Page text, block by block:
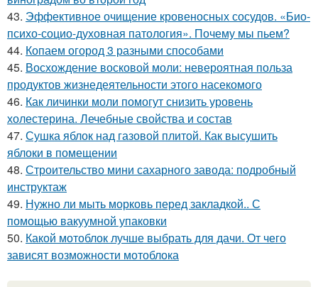
43. Эффективное очищение кровеносных сосудов. «Био-
психо-социо-духовная патология». Почему мы пьем?
44. Копаем огород 3 разными способами
45. Восхождение восковой моли: невероятная польза
продуктов жизнедеятельности этого насекомого
46. Как личинки моли помогут снизить уровень
холестерина. Лечебные свойства и состав
47. Сушка яблок над газовой плитой. Как высушить
яблоки в помещении
48. Строительство мини сахарного завода: подробный
инструктаж
49. Нужно ли мыть морковь перед закладкой.. С
помощью вакуумной упаковки
50. Какой мотоблок лучше выбрать для дачи. От чего
зависят возможности мотоблока